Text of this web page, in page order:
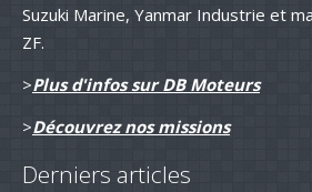
Suzuki Marine, Yanmar Industrie et
ZF.
>Plus d'infos sur DB Moteurs
>Découvrez nos missions
Derniers articles